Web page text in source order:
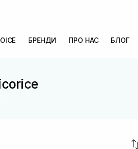
БРЕНДИ ПРО НАС БЛОГ